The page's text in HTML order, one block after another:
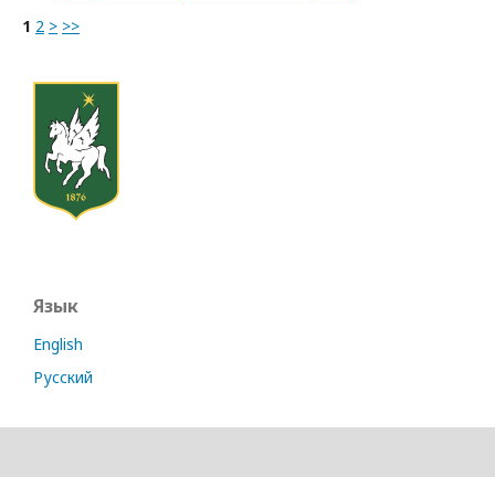
1 2 > >>
Язык
English
Русский